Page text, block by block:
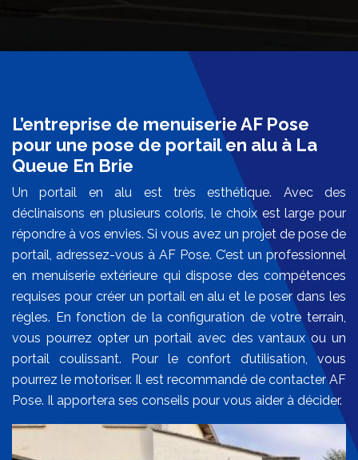
L’entreprise de menuiserie AF Pose
pour une pose de portail en alu à La
Queue En Brie
Un portail en alu est très esthétique. Avec des
déclinaisons en plusieurs coloris, le choix est large pour
répondre à vos envies. Si vous avez un projet de pose de
portail, adressez-vous à AF Pose. C’est un professionnel
en menuiserie extérieure qui dispose des compétences
requises pour créer un portail en alu et le poser dans les
règles. En fonction de la configuration de votre terrain,
vous pourrez opter un portail avec des vantaux ou un
portail coulissant. Pour le confort d’utilisation, vous
pourrez le motoriser. Il est recommandé de contacter AF
Pose. Il apportera ses conseils pour vous aider à décider.